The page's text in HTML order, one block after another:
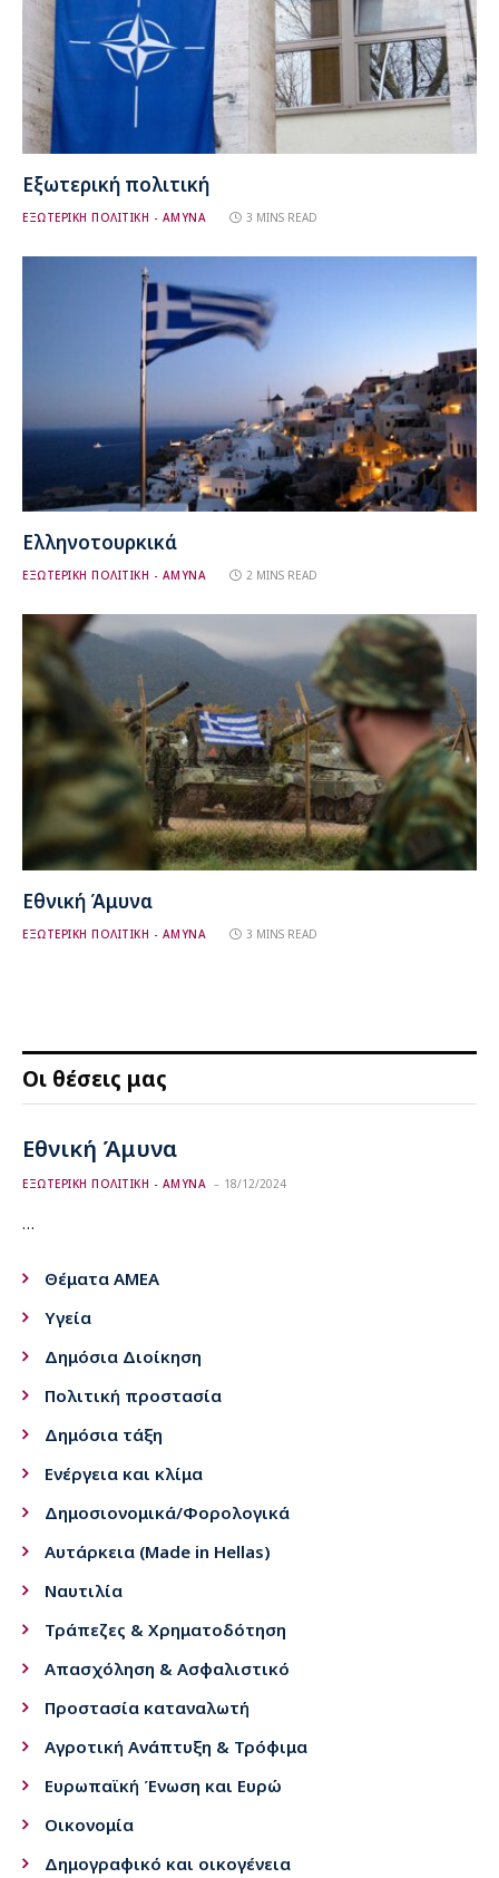
Εξωτερική πολιτική
ΕΞΩΤΕΡΙΚΗ ΠΟΛΙΤΙΚΗ - ΑΜΥΝΑ 3 MINS READ
Ελληνοτουρκικά
ΕΞΩΤΕΡΙΚΗ ΠΟΛΙΤΙΚΗ - ΑΜΥΝΑ 2 MINS READ
Εθνική Άμυνα
ΕΞΩΤΕΡΙΚΗ ΠΟΛΙΤΙΚΗ - ΑΜΥΝΑ 3 MINS READ
Οι θέσεις μας
Εθνική Άμυνα
ΕΞΩΤΕΡΙΚΗ ΠΟΛΙΤΙΚΗ - ΑΜΥΝΑ 18/12/2024
…
Θέματα ΑΜΕΑ
Υγεία
Δημόσια Διοίκηση
Πολιτική προστασία
Δημόσια τάξη
Ενέργεια και κλίμα
Δημοσιονομικά/Φορολογικά
Αυτάρκεια (Made in Hellas)
Ναυτιλία
Τράπεζες & Χρηματοδότηση
Απασχόληση & Ασφαλιστικό
Προστασία καταναλωτή
Αγροτική Ανάπτυξη & Τρόφιμα
Ευρωπαϊκή Ένωση και Ευρώ
Οικονομία
Δημογραφικό και οικογένεια